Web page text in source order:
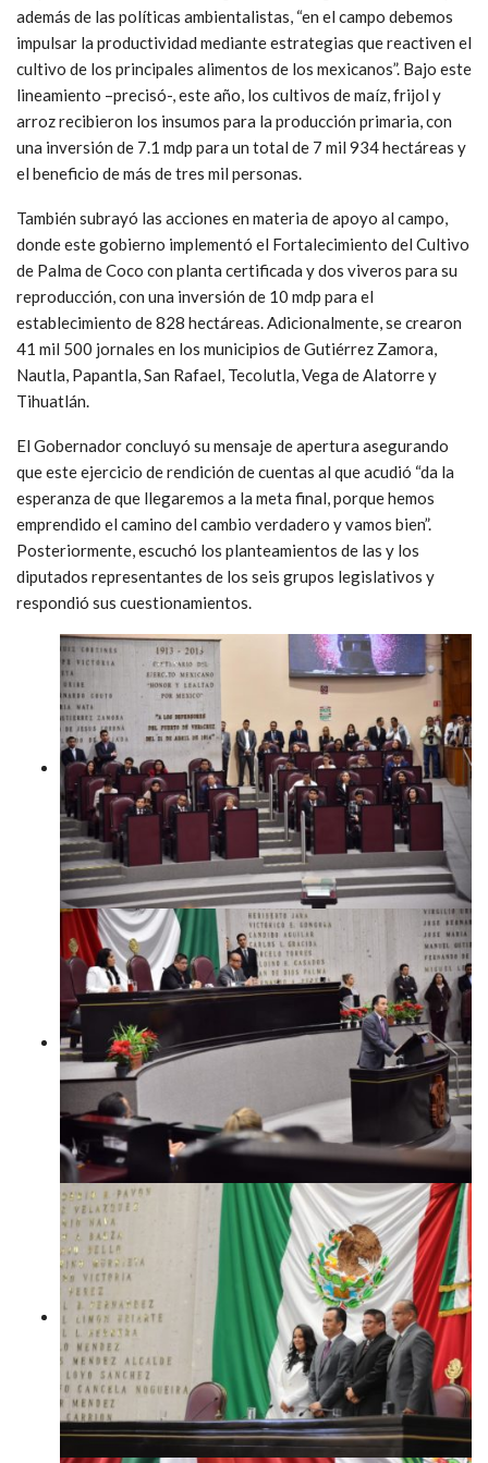
además de las políticas ambientalistas, “en el campo debemos
impulsar la productividad mediante estrategias que reactiven el
cultivo de los principales alimentos de los mexicanos”. Bajo este
lineamiento –precisó-, este año, los cultivos de maíz, frijol y
arroz recibieron los insumos para la producción primaria, con
una inversión de 7.1 mdp para un total de 7 mil 934 hectáreas y
el beneficio de más de tres mil personas.
También subrayó las acciones en materia de apoyo al campo,
donde este gobierno implementó el Fortalecimiento del Cultivo
de Palma de Coco con planta certificada y dos viveros para su
reproducción, con una inversión de 10 mdp para el
establecimiento de 828 hectáreas. Adicionalmente, se crearon
41 mil 500 jornales en los municipios de Gutiérrez Zamora,
Nautla, Papantla, San Rafael, Tecolutla, Vega de Alatorre y
Tihuatlán.
El Gobernador concluyó su mensaje de apertura asegurando
que este ejercicio de rendición de cuentas al que acudió “da la
esperanza de que llegaremos a la meta final, porque hemos
emprendido el camino del cambio verdadero y vamos bien”.
Posteriormente, escuchó los planteamientos de las y los
diputados representantes de los seis grupos legislativos y
respondió sus cuestionamientos.